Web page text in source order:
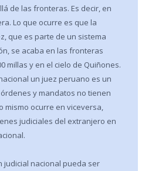
de las fronteras. Es decir, en
Lo que ocurre es que la
que es parte de un sistema
se acaba en las fronteras
millas y en el cielo de Quiñones.
un juez peruano es un
y mandatos no tienen
mismo ocurre en viceversa,
judiciales del extranjero en
judicial nacional pueda ser